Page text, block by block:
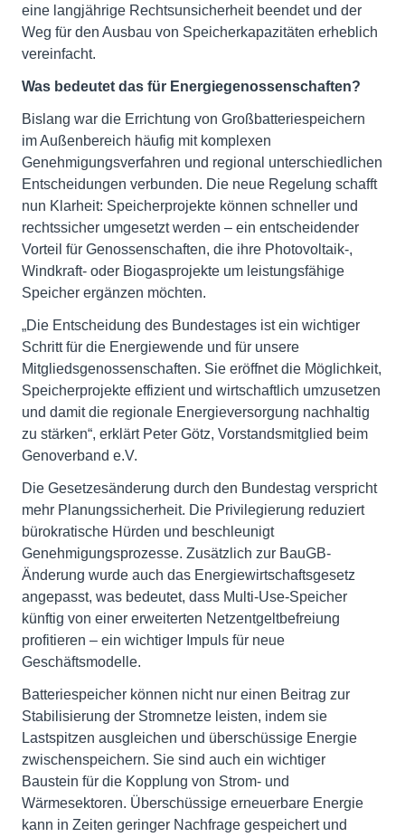
eine langjährige Rechtsunsicherheit beendet und der
Weg für den Ausbau von Speicherkapazitäten erheblich
vereinfacht.
Was bedeutet das für Energiegenossenschaften?
Bislang war die Errichtung von Großbatteriespeichern
im Außenbereich häufig mit komplexen
Genehmigungsverfahren und regional unterschiedlichen
Entscheidungen verbunden. Die neue Regelung schafft
nun Klarheit: Speicherprojekte können schneller und
rechtssicher umgesetzt werden – ein entscheidender
Vorteil für Genossenschaften, die ihre Photovoltaik-,
Windkraft- oder Biogasprojekte um leistungsfähige
Speicher ergänzen möchten.
„Die Entscheidung des Bundestages ist ein wichtiger
Schritt für die Energiewende und für unsere
Mitgliedsgenossenschaften. Sie eröffnet die Möglichkeit,
Speicherprojekte effizient und wirtschaftlich umzusetzen
und damit die regionale Energieversorgung nachhaltig
zu stärken“, erklärt Peter Götz, Vorstandsmitglied beim
Genoverband e.V.
Die Gesetzesänderung durch den Bundestag verspricht
mehr Planungssicherheit. Die Privilegierung reduziert
bürokratische Hürden und beschleunigt
Genehmigungsprozesse. Zusätzlich zur BauGB-
Änderung wurde auch das Energiewirtschaftsgesetz
angepasst, was bedeutet, dass Multi-Use-Speicher
künftig von einer erweiterten Netzentgeltbefreiung
profitieren – ein wichtiger Impuls für neue
Geschäftsmodelle.
Batteriespeicher können nicht nur einen Beitrag zur
Stabilisierung der Stromnetze leisten, indem sie
Lastspitzen ausgleichen und überschüssige Energie
zwischenspeichern. Sie sind auch ein wichtiger
Baustein für die Kopplung von Strom- und
Wärmesektoren. Überschüssige erneuerbare Energie
kann in Zeiten geringer Nachfrage gespeichert und